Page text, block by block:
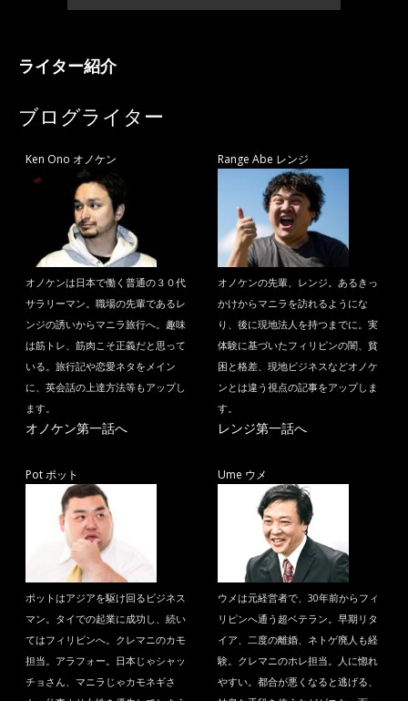
ライター紹介
ブログライター
Ken Ono オノケン
オノケンは日本で働く普通の３０代
サラリーマン。職場の先輩であるレ
ンジの誘いからマニラ旅行へ。趣味
は筋トレ、筋肉こそ正義だと思って
いる。旅行記や恋愛ネタをメイン
に、英会話の上達方法等もアップし
ます。
オノケン第一話へ
Range Abe レンジ
オノケンの先輩、レンジ。あるきっ
かけからマニラを訪れるようにな
り、後に現地法人を持つまでに。実
体験に基づいたフィリピンの闇、貧
困と格差、現地ビジネスなどオノケ
ンとは違う視点の記事をアップしま
す。
レンジ第一話へ
Pot ポット
ポットはアジアを駆け回るビジネス
マン。タイでの起業に成功し、続い
てはフィリピンへ。クレマニのカモ
担当。アラフォー。日本じゃシャッ
チョさん、マニラじゃカモネギさ
Ume ウメ
ウメは元経営者で、30年前からフィ
リピンへ通う超ベテラン。早期リタ
イア、二度の離婚、ネトゲ廃人も経
験。クレマニのホレ担当。人に惚れ
やすい。都合が悪くなると逃げる、